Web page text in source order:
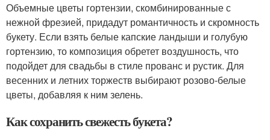
Объемные цветы гортензии, скомбинированные с
нежной фрезией, придадут романтичность и скромность
букету. Если взять белые капские ландыши и голубую
гортензию, то композиция обретет воздушность, что
подойдет для свадьбы в стиле прованс и рустик. Для
весенних и летних торжеств выбирают розово-белые
цветы, добавляя к ним зелень.
Как сохранить свежесть букета?